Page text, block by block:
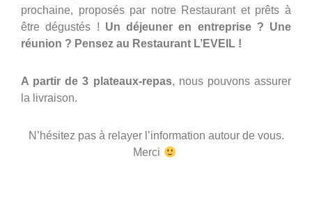
prochaine, proposés par notre Restaurant et prêts à
être dégustés ! Un déjeuner en entreprise ? Une
réunion ? Pensez au Restaurant L’EVEIL !
A partir de 3 plateaux-repas, nous pouvons assurer
la livraison.
N’hésitez pas à relayer l’information autour de vous.
Merci